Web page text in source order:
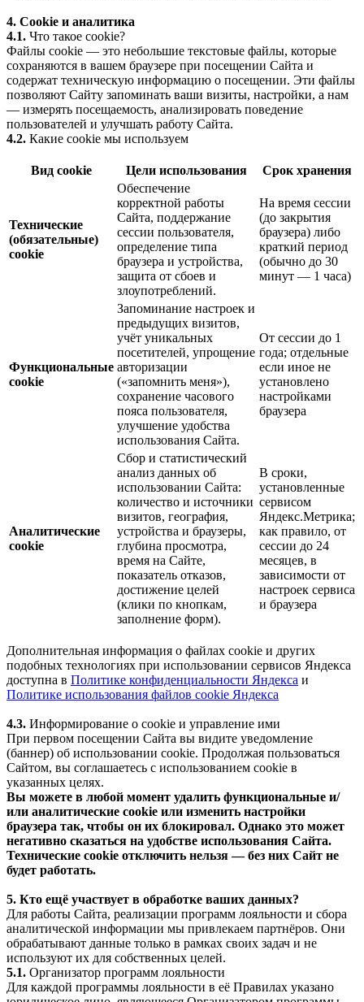
4. Cookie и аналитика
4.1. Что такое cookie?
Файлы cookie — это небольшие текстовые файлы, которые
сохраняются в вашем браузере при посещении Сайта и
содержат техническую информацию о посещении. Эти файлы
позволяют Сайту запоминать ваши визиты, настройки, а нам
— измерять посещаемость, анализировать поведение
пользователей и улучшать работу Сайта.
4.2. Какие cookie мы используем
Вид cookie Цели использования Срок хранения
Технические
(обязательные)
cookie
Обеспечение
корректной работы
Сайта, поддержание
сессии пользователя,
определение типа
браузера и устройства,
защита от сбоев и
злоупотреблений.
На время сессии
(до закрытия
браузера) либо
краткий период
(обычно до 30
минут — 1 часа)
Функциональные
cookie
Запоминание настроек и
предыдущих визитов,
учёт уникальных
посетителей, упрощение
авторизации
(«запомнить меня»),
сохранение часового
пояса пользователя,
улучшение удобства
использования Сайта.
От сессии до 1
года; отдельные
если иное не
установлено
настройками
браузера
Аналитические
cookie
Сбор и статистический
анализ данных об
использовании Сайта:
количество и источники
визитов, география,
устройства и браузеры,
глубина просмотра,
время на Сайте,
показатель отказов,
достижение целей
(клики по кнопкам,
заполнение форм).
В сроки,
установленные
сервисом
Яндекс.Метрика;
как правило, от
сессии до 24
месяцев, в
зависимости от
настроек сервиса
и браузера
Дополнительная информация о файлах cookie и других
подобных технологиях при использовании сервисов Яндекса
доступна в Политике конфиденциальности Яндекса и
Политике использования файлов cookie Яндекса
4.3. Информирование о cookie и управление ими
При первом посещении Сайта вы видите уведомление
(баннер) об использовании cookie. Продолжая пользоваться
Сайтом, вы соглашаетесь с использованием cookie в
указанных целях.
Вы можете в любой момент удалить функциональные и/
или аналитические cookie или изменить настройки
браузера так, чтобы он их блокировал. Однако это может
негативно сказаться на удобстве использования Сайта.
Технические cookie отключить нельзя — без них Сайт не
будет работать.
5. Кто ещё участвует в обработке ваших данных?
Для работы Сайта, реализации программ лояльности и сбора
аналитической информации мы привлекаем партнёров. Они
обрабатывают данные только в рамках своих задач и не
используют их для собственных целей.
5.1. Организатор программ лояльности
Для каждой программы лояльности в её Правилах указано